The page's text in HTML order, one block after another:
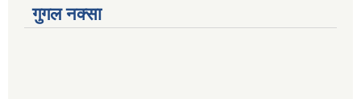
गुगल नक्सा